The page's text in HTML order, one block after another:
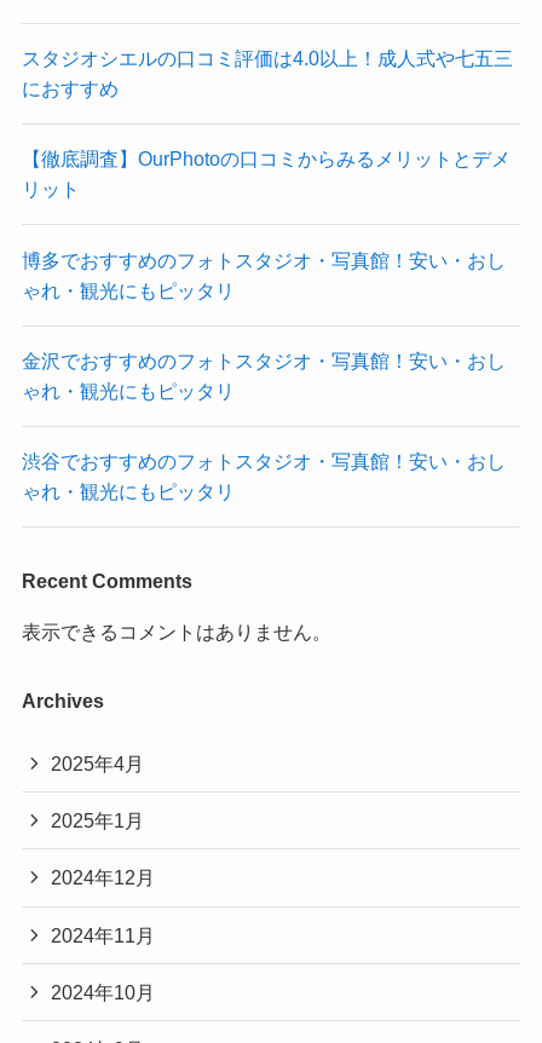
スタジオシエルの口コミ評価は4.0以上！成人式や七五三
におすすめ
【徹底調査】OurPhotoの口コミからみるメリットとデメ
リット
博多でおすすめのフォトスタジオ・写真館！安い・おし
ゃれ・観光にもピッタリ
金沢でおすすめのフォトスタジオ・写真館！安い・おし
ゃれ・観光にもピッタリ
渋谷でおすすめのフォトスタジオ・写真館！安い・おし
ゃれ・観光にもピッタリ
Recent Comments
表示できるコメントはありません。
Archives
2025年4月
2025年1月
2024年12月
2024年11月
2024年10月